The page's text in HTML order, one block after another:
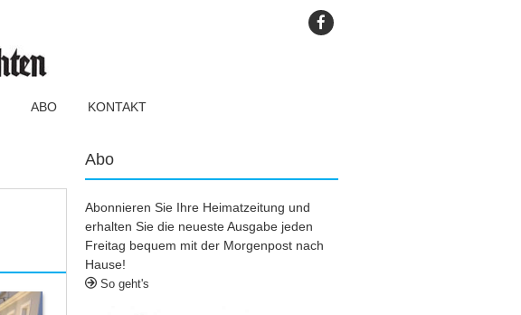
ABO KONTAKT
Abo
Abonnieren Sie Ihre Heimatzeitung und
erhalten Sie die neueste Ausgabe jeden
Freitag bequem mit der Morgenpost nach
Hause!
So geht's